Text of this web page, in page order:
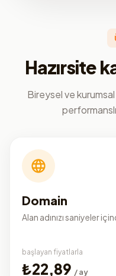
Hazırsite
Bireysel ve
Domain
Alan adınızı saniyeler
başlayan fiyatlarla
₺22,89 / ay